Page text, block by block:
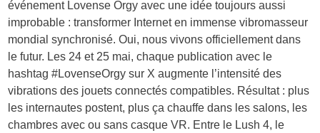
événement Lovense Orgy avec une idée toujours aussi
improbable : transformer Internet en immense vibromasseur
mondial synchronisé. Oui, nous vivons officiellement dans
le futur. Les 24 et 25 mai, chaque publication avec le
hashtag #LovenseOrgy sur X augmente l’intensité des
vibrations des jouets connectés compatibles. Résultat : plus
les internautes postent, plus ça chauffe dans les salons, les
chambres avec ou sans casque VR. Entre le Lush 4, le